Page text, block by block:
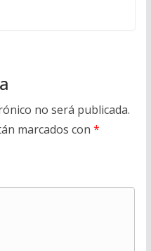
no será publicada.
marcados con *